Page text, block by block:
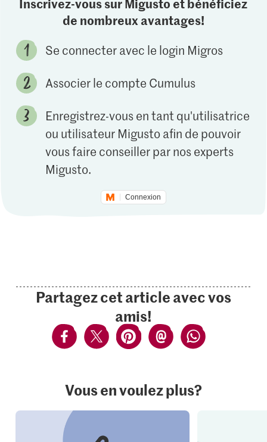
de nombreux avantages!
Se connecter avec le login Migros
Associer le compte Cumulus
Enregistrez-vous en tant qu'utilisatrice
ou utilisateur Migusto afin de pouvoir
vous faire conseiller par nos experts
Migusto.
Connexion
Partagez cet article avec vos
amis!
Vous en voulez plus?